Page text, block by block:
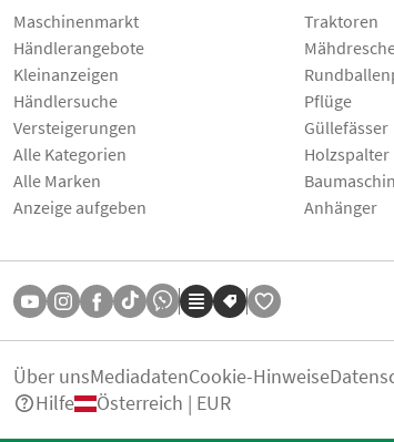
Maschinenmarkt
Händlerangebote
Kleinanzeigen
Händlersuche
Versteigerungen
Alle Kategorien
Alle Marken
Anzeige aufgeben
Traktoren
Pflüge
Güllefässer
Holzspalter
Anhänger
Über unsMediadatenCookie-Hinweise
Hilfe
Österreich | EUR